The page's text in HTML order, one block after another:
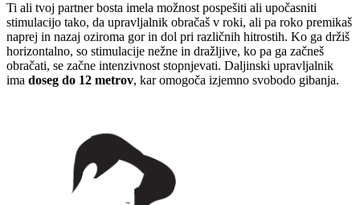
Ti ali tvoj partner bosta imela možnost pospešiti ali upočasniti
stimulacijo tako, da upravljalnik obračaš v roki, ali pa roko premikaš
naprej in nazaj oziroma gor in dol pri različnih hitrostih. Ko ga držiš
horizontalno, so stimulacije nežne in dražljive, ko pa ga začneš
obračati, se začne intenzivnost stopnjevati. Daljinski upravljalnik
ima doseg do 12 metrov, kar omogoča izjemno svobodo gibanja.